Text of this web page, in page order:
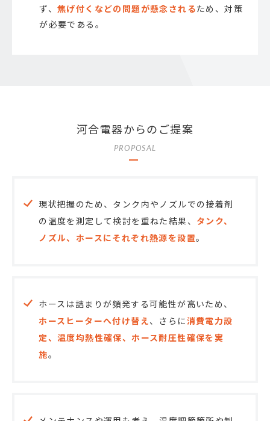
ず、 焦げ付くなどの問題が懸念されるため、対策
が必要である。
河合電器からのご提案
PROPOSAL
現状把握のため、タンク内やノズルでの接着剤
の温度を測定して検討を重ねた結果、 タンク、
ノズル、ホースにそれぞれ熱源を設置。
ホースは詰まりが頻発する可能性が高いため、
ホースヒーターへ付け替え、さらに消費電力設
定、温度均熱性確保、ホース耐圧性確保を実
施。